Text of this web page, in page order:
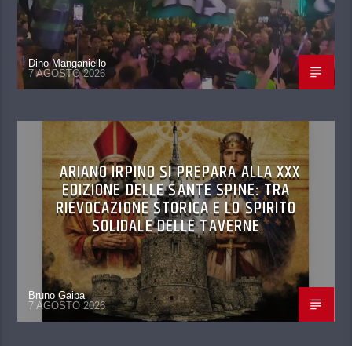
Dino Manganiello
7 AGOSTO 2026
ARIANO IRPINO SI PREPARA ALLA XXX
EDIZIONE DELLE SANTE SPINE: TRA
RIEVOCAZIONE STORICA E LO SPIRITO
SOLIDALE DELLE TAVERNE
Bruno Gaipa
7 AGOSTO 2026